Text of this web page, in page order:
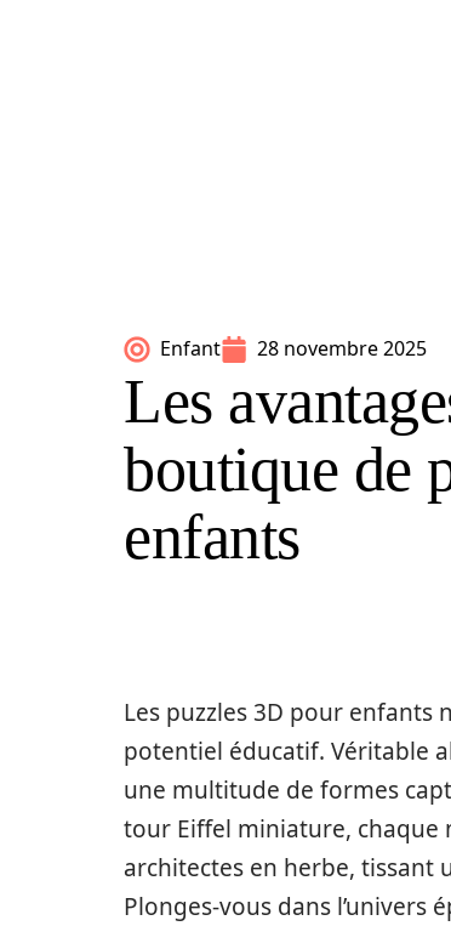
Enfant 28 novembre 2025
Les
boutique de
enfants
Les puzzles 3D pour
potentiel éducatif. Véritable
une multitude de formes
tour Eiffel miniature, chaque
architectes en herbe, tissant
Plonges-vous dans l’univers